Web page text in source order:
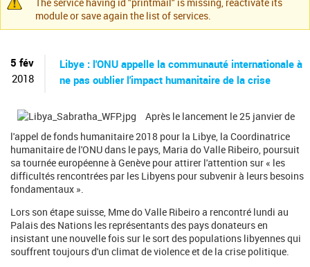
ici
Message
d'avertissement
module or save again the list of services.
5 fév
2018
Libye : l'ONU appelle la communauté internationale à
ne pas oublier l'impact humanitaire de la crise
Après le lancement le 25 janvier de
l'appel de fonds humanitaire 2018 pour la Libye, la Coordinatrice
humanitaire de l'ONU dans le pays, Maria do Valle Ribeiro, poursuit
sa tournée européenne à Genève pour attirer l'attention sur « les
difficultés rencontrées par les Libyens pour subvenir à leurs besoins
fondamentaux ».
Lors son étape suisse, Mme do Valle Ribeiro a rencontré lundi au
Palais des Nations les représentants des pays donateurs en
insistant une nouvelle fois sur le sort des populations libyennes qui
souffrent toujours d'un climat de violence et de la crise politique.